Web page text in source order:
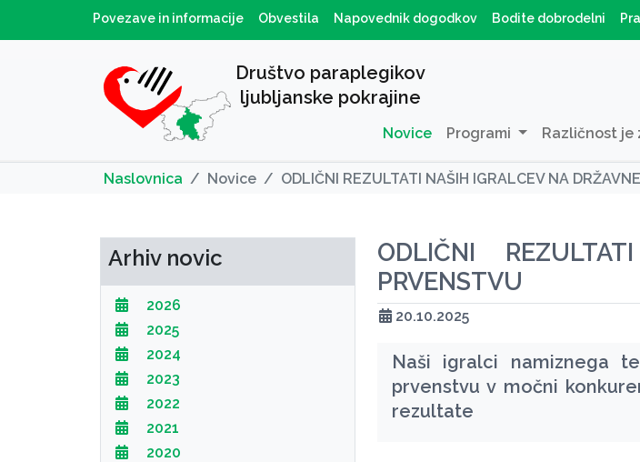
Povezave in informacije Obvestila Napovednik dogodkov Bodite dobrodelni
Društvo paraplegikov
ljubljanske pokrajine
Novice Programi Različnost je
Naslovnica Novice ODLIČNI REZULTATI NAŠIH IGRALCEV NA
Arhiv novic
2026
2025
2024
2023
2022
2021
2020
ODLIČNI
PRVENSTVU
20.10.2025
Naši igralci namiznega
prvenstvu v močni
rezultate